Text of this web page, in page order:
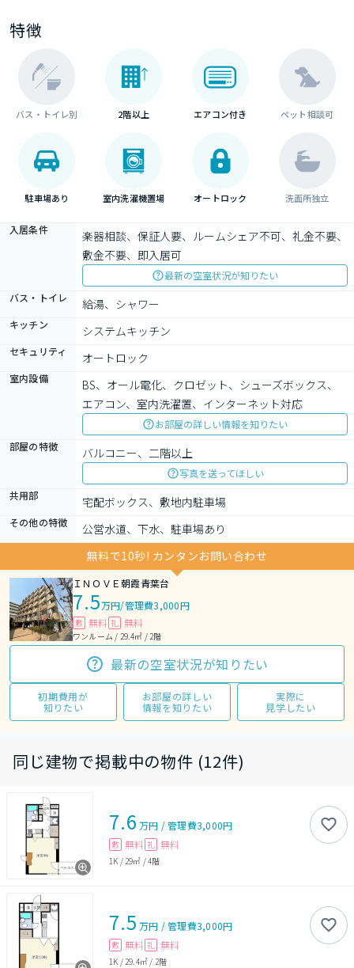
特徴
バス・トイレ別 2階以上 エアコン付き ペット相談可
駐車場あり 室内洗濯機置場 オートロック 洗面所独立
入居条件
楽器相談、保証人要、ルームシェア不可、礼金不要、
敷金不要、即入居可
最新の空室状況が知りたい
バス・トイレ
給湯、シャワー
キッチン システムキッチン
セキュリティ オートロック
室内設備
BS、オール電化、クロゼット、シューズボックス、
エアコン、室内洗濯置、インターネット対応
お部屋の詳しい情報を知りたい
部屋の特徴
バルコニー、二階以上
写真を送ってほしい
共用部
宅配ボックス、敷地内駐車場
その他の特徴
公営水道、下水、駐車場あり
無料で10秒! カンタンお問い合わせ
ＩＮＯＶＥ朝霞青葉台
7.5万円/管理費3,000円
敷 無料 礼 無料
ワンルーム / 29.4㎡ / 2階
最新の空室状況が知りたい
初期費用が
知りたい
お部屋の詳しい
情報を知りたい
実際に
見学したい
同じ建物で掲載中の物件 (12件)
7.6 万円 /管理費3,000円
敷 無料 礼 無料
1K / 29㎡ /4階
7.5 万円 /管理費3,000円
敷 無料 礼 無料
1K / 29.4㎡ / 2階